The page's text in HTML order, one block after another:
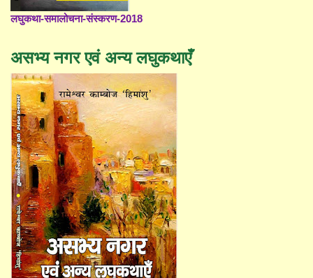
लघुकथा-समालोचना-संस्करण-2018
असभ्य नगर एवं अन्य लघुकथाएँ